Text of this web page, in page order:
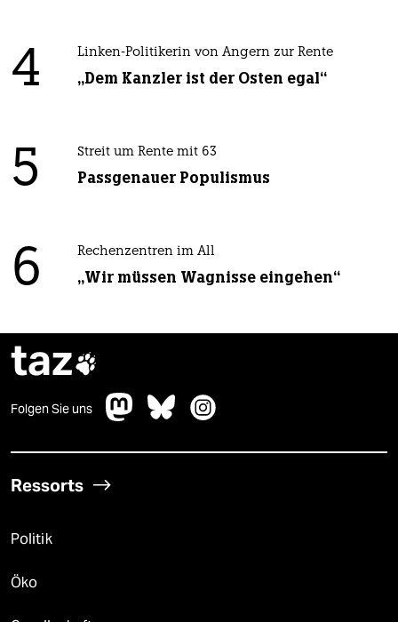
4 Linken-Politikerin von Angern zur Rente
„Dem Kanzler ist der Osten egal“
5 Streit um Rente mit 63
Passgenauer Populismus
6 Rechenzentren im All
„Wir müssen Wagnisse eingehen“
taz
Folgen Sie uns
Ressorts
Politik
Öko